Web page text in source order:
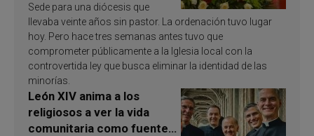
Sede para una diócesis que
llevaba veinte años sin pastor. La ordenación tuvo lugar
hoy. Pero hace tres semanas antes tuvo que
comprometer públicamente a la Iglesia local con la
controvertida ley que busca eliminar la identidad de las
minorías.
León XIV anima a los
religiosos a ver la vida
comunitaria como fuente